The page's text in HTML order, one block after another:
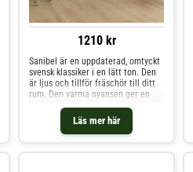
1210 kr
Läs mer här
Sanibel är en uppdaterad, omtyckt
svensk klassiker i en lätt ton. Den
är ljus och tillför fräschör till ditt
rum. Den varma nyansen ger en
graciös och jordnära känsla som
kompletterar alla inredningsstilar.